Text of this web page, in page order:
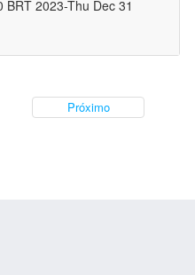
2023-Thu Dec 31
Próximo